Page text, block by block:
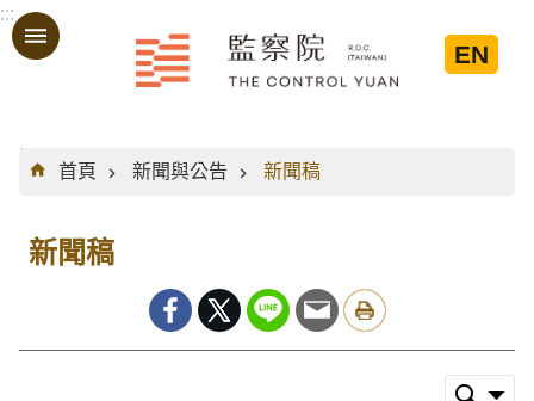
跳到主要內容區塊
:::
EN
:::
首頁
新聞與公告 新聞稿
新聞稿